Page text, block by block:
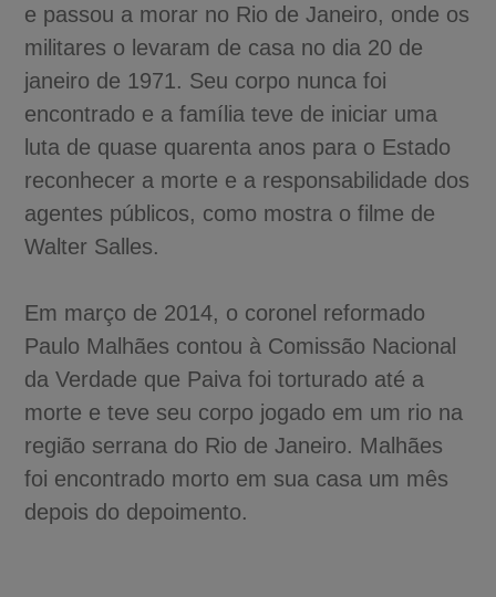
e passou a morar no Rio de Janeiro, onde os
militares o levaram de casa no dia 20 de
janeiro de 1971. Seu corpo nunca foi
encontrado e a família teve de iniciar uma
luta de quase quarenta anos para o Estado
reconhecer a morte e a responsabilidade dos
agentes públicos, como mostra o filme de
Walter Salles.
Em março de 2014, o coronel reformado
Paulo Malhães contou à Comissão Nacional
da Verdade que Paiva foi torturado até a
morte e teve seu corpo jogado em um rio na
região serrana do Rio de Janeiro. Malhães
foi encontrado morto em sua casa um mês
depois do depoimento.